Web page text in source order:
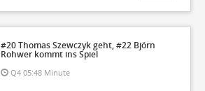
#20 Thomas Szewczyk geht, #22 Björn
Rohwer kommt ins Spiel
Q4 05:48 Minute